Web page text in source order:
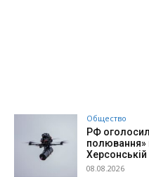
Общество
РФ
полювання»
08.08.2026